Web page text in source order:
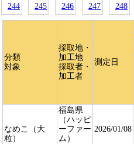
244 245 246 247 248
分類
対象
採取地・
加工地
採取者・
加工者
測定日
なめこ（大
粒）
福島県
（ハッピ
ーファー
ム）
2026/01/08